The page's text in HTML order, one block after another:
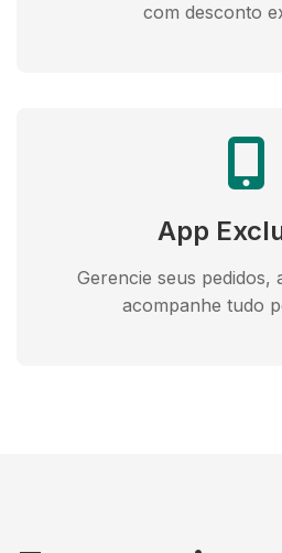
com desconto
App
Gerencie seus pedidos,
acompanhe tudo